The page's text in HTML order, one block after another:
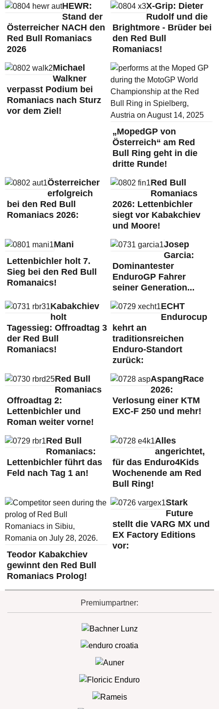
HEWR:
Stand der
Österreicher NACH den
Red Bull Romaniacs
2026
X-Grip: Dieter
Rudolf und die
Brightmore - Brüder bei
den Red Bull
Romaniacs!
Michael
Walkner
verpasst Podium bei
Romaniacs nach Sturz
vor dem Ziel!
„MopedGP von
Österreich“ am Red
Bull Ring geht in die
dritte Runde!
Österreicher
erfolgreich
bei den Red Bull
Romaniacs 2026:
Red Bull
Romaniacs
2026: Lettenbichler
siegt vor Kabakchiev
und Moore!
Mani
Lettenbichler holt 7.
Sieg bei den Red Bull
Romanaics!
Josep
Garcia:
Dominantester
EnduroGP Fahrer
seiner Generation...
Kabakchiev
holt
Tagessieg: Offroadtag 3
der Red Bull
Romaniacs!
ECHT
Endurocup
kehrt an
traditionsreichen
Enduro-Standort
zurück:
Red Bull
Romaniacs
Offroadtag 2:
Lettenbichler und
Roman weiter vorne!
AspangRace
2026:
Verlosung einer KTM
EXC-F 250 und mehr!
Red Bull
Romaniacs:
Lettenbichler führt das
Feld nach Tag 1 an!
Alles
angerichtet,
für das Enduro4Kids
Wochenende am Red
Bull Ring!
Teodor Kabakchiev
gewinnt den Red Bull
Romaniacs Prolog!
Stark
Future
stellt die VARG MX und
EX Factory Editions
vor:
Premiumpartner: